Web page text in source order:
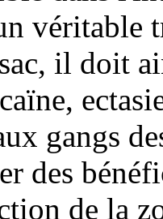
il doit
gangs
des
de la